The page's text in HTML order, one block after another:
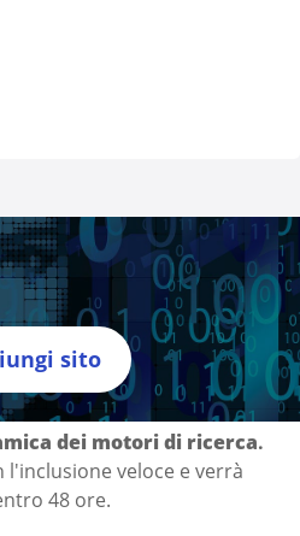
sito
dei motori di ricerca.
veloce e verrà
48 ore.